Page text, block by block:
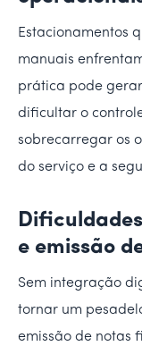
Estacionamentos
manuais
prática pode
dificultar o
sobrecarregar os
do serviço e a
e emissão
Sem integração
tornar um
emissão de notas